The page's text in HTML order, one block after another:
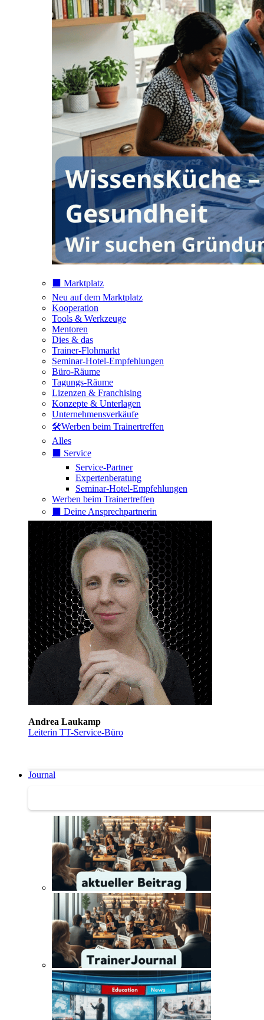
⬛️ Marktplatz
Neu auf dem Marktplatz
Kooperation
Tools & Werkzeuge
Mentoren
Dies & das
Trainer-Flohmarkt
Seminar-Hotel-Empfehlungen
Büro-Räume
Tagungs-Räume
Lizenzen & Franchising
Konzepte & Unterlagen
Unternehmensverkäufe
🛠️Werben beim Trainertreffen
Alles
⬛️ Service
Service-Partner
Expertenberatung
Seminar-Hotel-Empfehlungen
Werben beim Trainertreffen
⬛️ Deine Ansprechpartnerin
Andrea Laukamp
Leiterin TT-Service-Büro
Journal